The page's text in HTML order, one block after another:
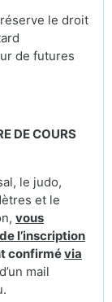
le droit
de futures
DE COURS
le judo,
et le
vous
l’inscription
confirmévia
mail